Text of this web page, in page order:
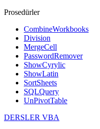
Prosedürler
CombineWorkbooks
Division
MergeCell
PasswordRemover
ShowCyrylic
ShowLatin
SortSheets
SQLQuery
UnPivotTable
DERSLER VBA